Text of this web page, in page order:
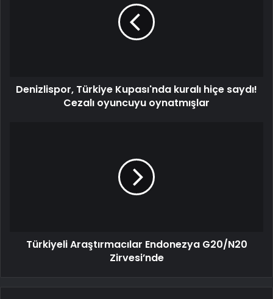
Denizlispor, Türkiye Kupası'nda kuralı hiçe saydı!
Cezalı oyuncuyu oynatmışlar
Türkiyeli Araştırmacılar Endonezya G20/N20
Zirvesi’nde